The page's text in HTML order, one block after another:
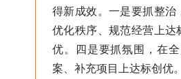
得新成效。一是要抓整治
优化秩序、规范经营上达
优。四是要抓氛围，在
案、补充项目上达标创优。